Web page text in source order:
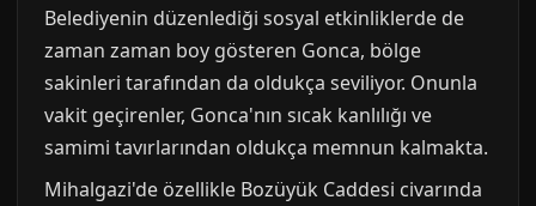
Belediyenin düzenlediği sosyal etkinliklerde de
zaman zaman boy gösteren Gonca, bölge
sakinleri tarafından da oldukça seviliyor. Onunla
vakit geçirenler, Gonca'nın sıcak kanlılığı ve
samimi tavırlarından oldukça memnun kalmakta.
Mihalgazi'de özellikle Bozüyük Caddesi civarında